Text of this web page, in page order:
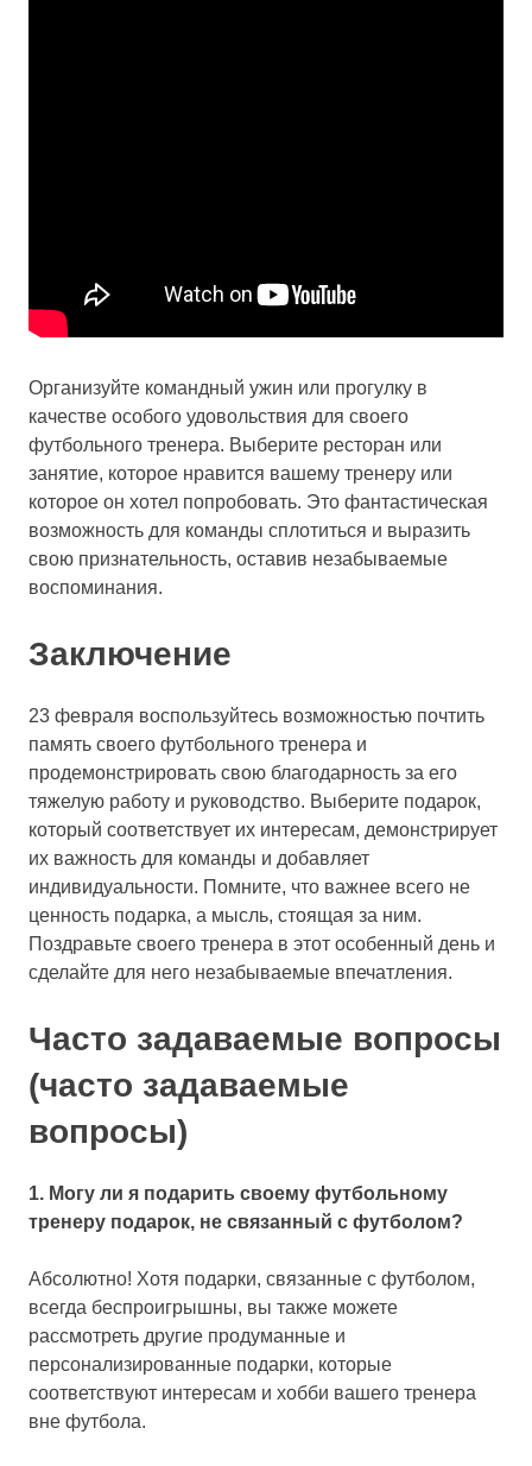
Организуйте командный ужин или прогулку в
качестве особого удовольствия для своего
футбольного тренера. Выберите ресторан или
занятие, которое нравится вашему тренеру или
которое он хотел попробовать. Это фантастическая
возможность для команды сплотиться и выразить
свою признательность, оставив незабываемые
воспоминания.
Заключение
23 февраля воспользуйтесь возможностью почтить
память своего футбольного тренера и
продемонстрировать свою благодарность за его
тяжелую работу и руководство. Выберите подарок,
который соответствует их интересам, демонстрирует
их важность для команды и добавляет
индивидуальности. Помните, что важнее всего не
ценность подарка, а мысль, стоящая за ним.
Поздравьте своего тренера в этот особенный день и
сделайте для него незабываемые впечатления.
Часто задаваемые вопросы
(часто задаваемые
вопросы)
1. Могу ли я подарить своему футбольному
тренеру подарок, не связанный с футболом?
Абсолютно! Хотя подарки, связанные с футболом,
всегда беспроигрышны, вы также можете
рассмотреть другие продуманные и
персонализированные подарки, которые
соответствуют интересам и хобби вашего тренера
вне футбола.